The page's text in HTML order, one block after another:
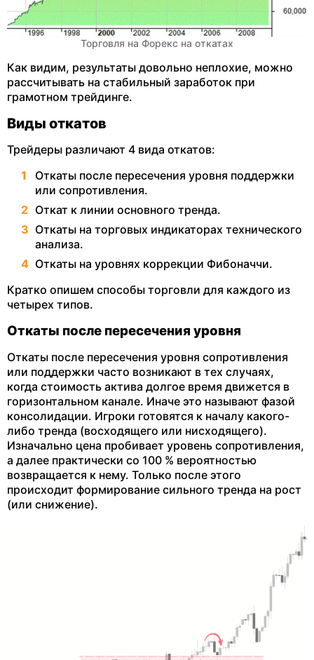
Торговля на Форекс на откатах
Как видим, результаты довольно неплохие, можно
рассчитывать на стабильный заработок при
грамотном трейдинге.
Виды откатов
Трейдеры различают 4 вида откатов:
Откаты после пересечения уровня поддержки
или сопротивления.
Откат к линии основного тренда.
Откаты на торговых индикаторах технического
анализа.
Откаты на уровнях коррекции Фибоначчи.
Кратко опишем способы торговли для каждого из
четырех типов.
Откаты после пересечения уровня
Откаты после пересечения уровня сопротивления
или поддержки часто возникают в тех случаях,
когда стоимость актива долгое время движется в
горизонтальном канале. Иначе это называют фазой
консолидации. Игроки готовятся к началу какого-
либо тренда (восходящего или нисходящего).
Изначально цена пробивает уровень сопротивления,
а далее практически со 100 % вероятностью
возвращается к нему. Только после этого
происходит формирование сильного тренда на рост
(или снижение).